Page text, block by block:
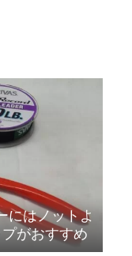
にはノットよ
がおすすめ